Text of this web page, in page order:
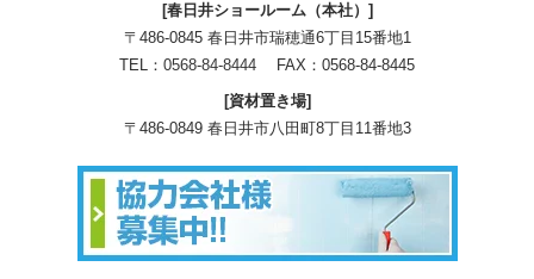
[春日井ショールーム（本社）]
〒486-0845 春日井市瑞穂通6丁目15番地1
TEL： 0568-84-8444 FAX：0568-84-8445
[資材置き場]
〒486-0849 春日井市八田町8丁目11番地3